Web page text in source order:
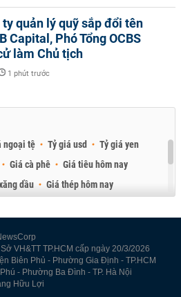
quản lý quỹ sắp đổi tên
Capital, Phó Tổng OCBS
làm Chủ tịch
1 phút trước
ngoại tệ Tỷ giá usd
Tỷ giá yen
Giá cà phê
Giá tiêu hôm nay
dầu
Giá thép hôm nay
VH&TT TP.HCM cấp ngày 20/3/2026
Biên Phủ - Phường Gia Định - TP.HCM
- Phường Ba Đình - TP. Hà Nội
Hữu Lợi